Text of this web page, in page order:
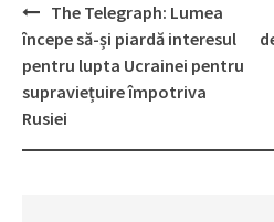
Post
navigation
The Telegraph: Lumea
începe să-și piardă interesul
pentru lupta Ucrainei pentru
supraviețuire împotriva
Rusiei